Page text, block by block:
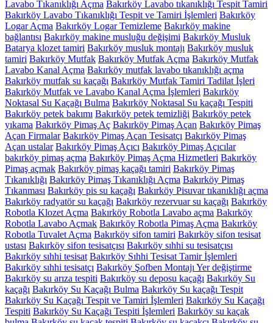
Lavabo Tıkanıklığı Açma Bakırköy Lavabo tıkanıklığı Tespit Tamiri
Bakırköy Lavabo Tıkanıklığı Tespit ve Tamiri İşlemleri Bakırköy
Logar Açma Bakırköy Logar Temizleme Bakırköy makine
bağlantısı Bakırköy makine musluğu değişimi Bakırköy Musluk
Batarya klozet tamiri Bakırköy musluk montajı Bakırköy musluk
tamiri Bakırköy Mutfak Bakırköy Mutfak Açma Bakırköy Mutfak
Lavabo Kanal Açma Bakırköy mutfak lavabo tıkanıklığı açma
Bakırköy mutfak su kaçağı Bakırköy Mutfak Tamiri Tadilat İşleri
Bakırköy Mutfak ve Lavabo Kanal Açma İşlemleri Bakırköy
Noktasal Su Kaçağı Bulma Bakırköy Noktasal Su kaçağı Tespiti
Bakırköy petek bakımı Bakırköy petek temizliği Bakırköy petek
yıkama Bakırköy Pimaş Aç Bakırköy Pimaş Açan Bakırköy Pimaş
Açan Firmalar Bakırköy Pimaş Açan Tesisatçı Bakırköy Pimaş
Açan ustalar Bakırköy Pimaş Açıcı Bakırköy Pimaş Açıcılar
bakırköy pimaş açma Bakırköy Pimaş Açma Hizmetleri Bakırköy
Pimaş açmak Bakırköy pimaş kaçağı tamiri Bakırköy Pimaş
Tıkanıklığı Bakırköy Pimaş Tıkanıklığı Açma Bakırköy Pimaş
Tıkanması Bakırköy pis su kaçağı Bakırköy Pisuvar tıkanıklığı açma
Bakırköy radyatör su kaçağı Bakırköy rezervuar su kaçağı Bakırköy
Robotla Klozet Açma Bakırköy Robotla Lavabo açma Bakırköy
Robotla Lavabo Açmak Bakırköy Robotla Pimaş Açma Bakırköy
Robotla Tuvalet Açma Bakırköy sifon tamiri Bakırköy sifon tesisat
ustası Bakırköy sifon tesisatçısı Bakırköy sıhhi su tesisatçısı
Bakırköy sıhhi tesisat Bakırköy Sıhhi Tesisat Tamir İşlemleri
Bakırköy sıhhi tesisatçı Bakırköy Şofben Montajı Yer değiştirme
Bakırköy su arıza tespiti Bakırköy su deposu kaçağı Bakırköy Su
kaçağı Bakırköy Su Kaçağı Bulma Bakırköy Su kaçağı Tespit
Bakırköy Su Kaçağı Tespit ve Tamiri İşlemleri Bakırköy Su Kaçağı
Tespiti Bakırköy Su Kaçağı Tespiti İşlemleri Bakırköy su kaçak